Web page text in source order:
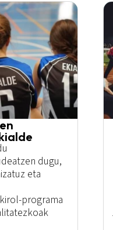
dugu,
eta
programa